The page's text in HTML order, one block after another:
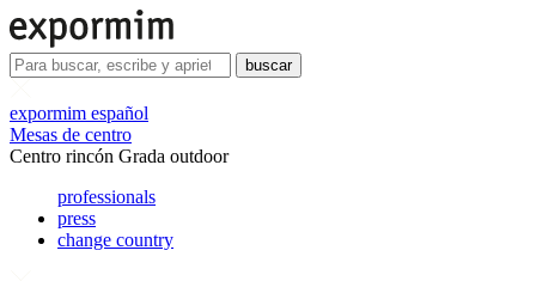
buscar
expormim español
Mesas de centro
Centro rincón Grada outdoor
professionals
press
change country